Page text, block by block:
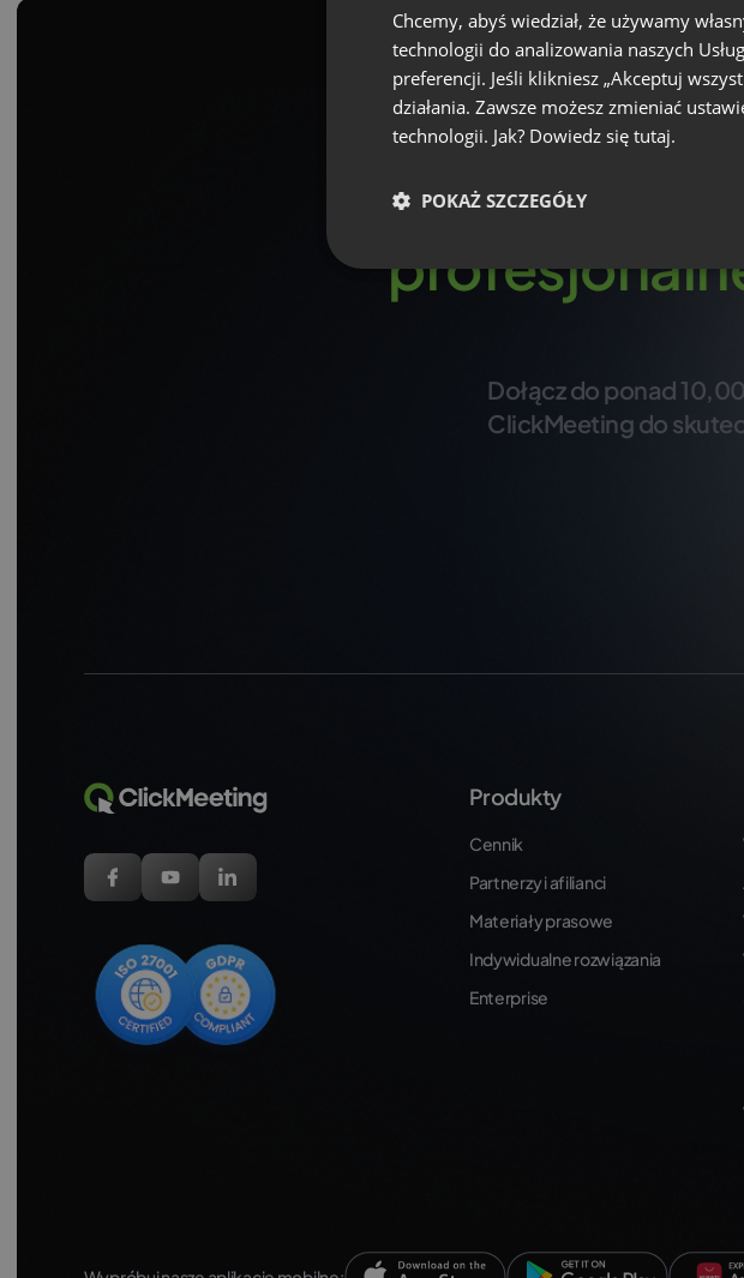
Dołącz do ponad
ClickMeeting do
Produkty
Cennik
Partnerzy i afilianci
Materiały prasowe
Indywidualne rozwiązania
Enterprise
Chcemy, abyś wiedział, że używamy
technologii do analizowania naszych
preferencji. Jeśli klikniesz „Akceptuj
działania. Zawsze możesz zmieniać
technologii. Jak? Dowiedz się tutaj.
POKAŻ SZCZEGÓŁY